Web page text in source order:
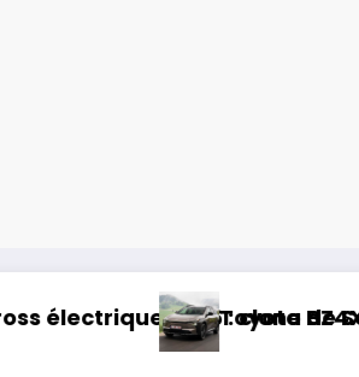
et baroudeur !Essai Swapa